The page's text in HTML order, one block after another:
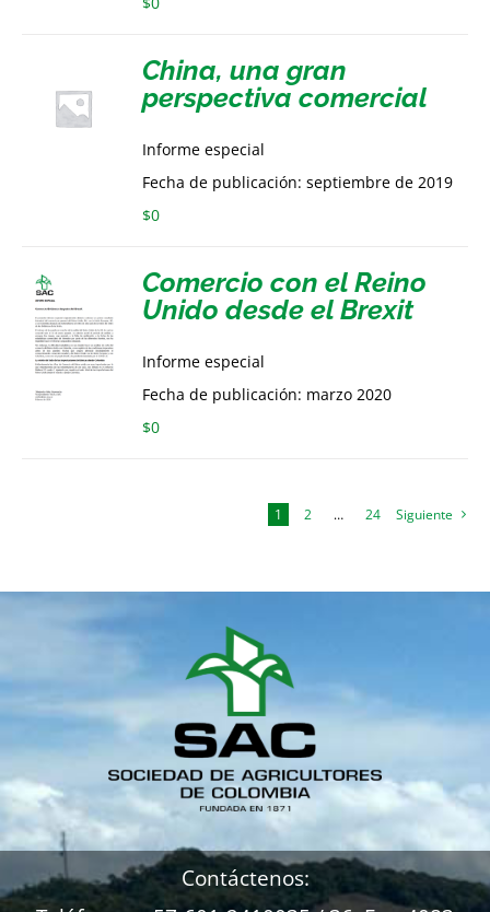
China, una gran
perspectiva comercial
Informe especial
Fecha de publicación: septiembre de 2019
$0
Comercio con el Reino
Unido desde el Brexit
Informe especial
Fecha de publicación: marzo 2020
$0
1 2 … 24 Siguiente
Contáctenos: